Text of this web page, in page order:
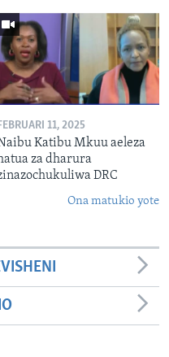
FEBRUARI 11, 2025
Katibu Mkuu aeleza
za dharura
DRC
Ona matukio yote